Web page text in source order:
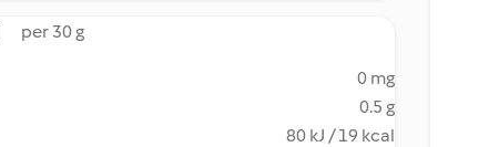
per 30 g
0 mg
0.5 g
80 kJ / 19 kcal